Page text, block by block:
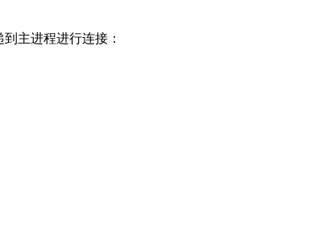
主进程进行连接：